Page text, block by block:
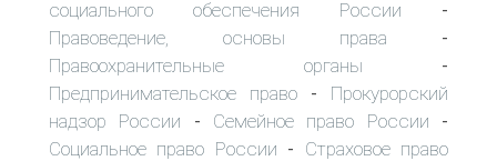
социального обеспечения России -
Правоведение, основы права -
Правоохранительные органы -
Предпринимательское право - Прокурорский
надзор России - Семейное право России -
Социальное право России - Страховое право